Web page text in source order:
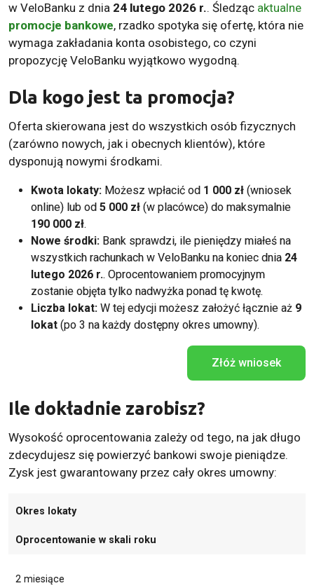
w VeloBanku z dnia 24 lutego 2026 r.. Śledząc aktualne
promocje bankowe, rzadko spotyka się ofertę, która nie
wymaga zakładania konta osobistego, co czyni
propozycję VeloBanku wyjątkowo wygodną.
Dla kogo jest ta promocja?
Oferta skierowana jest do wszystkich osób fizycznych
(zarówno nowych, jak i obecnych klientów), które
dysponują nowymi środkami.
Kwota lokaty: Możesz wpłacić od 1 000 zł (wniosek
online) lub od 5 000 zł (w placówce) do maksymalnie
190 000 zł.
Nowe środki: Bank sprawdzi, ile pieniędzy miałeś na
wszystkich rachunkach w VeloBanku na koniec dnia 24
lutego 2026 r.. Oprocentowaniem promocyjnym
zostanie objęta tylko nadwyżka ponad tę kwotę.
Liczba lokat: W tej edycji możesz założyć łącznie aż 9
lokat (po 3 na każdy dostępny okres umowny).
Złóż wniosek
Ile dokładnie zarobisz?
Wysokość oprocentowania zależy od tego, na jak długo
zdecydujesz się powierzyć bankowi swoje pieniądze.
Zysk jest gwarantowany przez cały okres umowny:
Okres lokaty
Oprocentowanie w skali roku
2 miesiące